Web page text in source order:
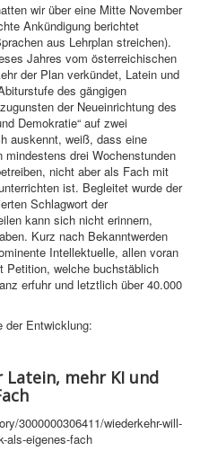
wir über eine Mitte November
Ankündigung berichtet
aus Lehrplan streichen).
Jahres vom österreichischen
der Plan verkündet, Latein und
des gängigen
der Neueinrichtung des
Demokratie“ auf zwei
auskennt, weiß, dass eine
drei Wochenstunden
nicht aber als Fach mit
ist. Begleitet wurde der
Schlagwort der
kann sich nicht erinnern,
Kurz nach Bekanntwerden
Intellektuelle, allen voran
Petition, welche buchstäblich
erfuhr und letztlich über 40.000
der Entwicklung:
mehr KI und
3000000306411/wiederkehr-will-
als-eigenes-fach